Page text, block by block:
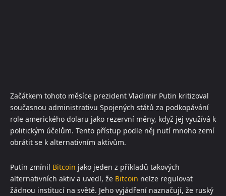
Začátkem tohoto měsíce prezident Vladimir Putin kritizoval
současnou administrativu Spojených států za podkopávání
role amerického dolaru jako rezervní měny, když jej využívá k
politickým účelům. Tento přístup podle něj nutí mnoho zemí
obrátit se k alternativním aktivům.
Putin zmínil Bitcoin jako jeden z příkladů takových
alternativních aktiv a uvedl, že Bitcoin nelze regulovat
žádnou institucí na světě. Jeho vyjádření naznačují, že ruský